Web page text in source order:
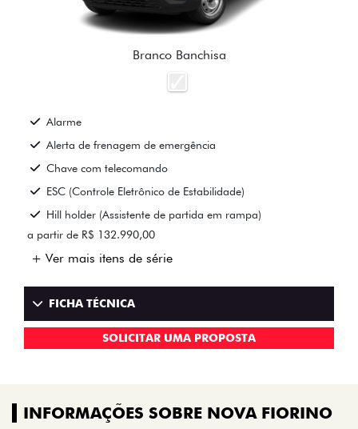
Branco Banchisa
Alarme
Alerta de frenagem de emergência
Chave com telecomando
ESC (Controle Eletrônico de Estabilidade)
Hill holder (Assistente de partida em rampa)
a partir de R$ 132.990,00
+ Ver mais itens de série
FICHA TÉCNICA
SOLICITAR UMA PROPOSTA
INFORMAÇÕES SOBRE NOVA FIORINO